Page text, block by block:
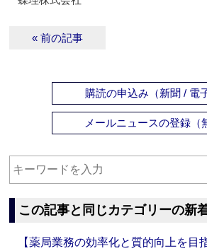
« 前の記事
購読の申込み（新聞 / 電
メールニュースの登録（
この記事と同じカテゴリーの新
【薬局業務の効率化と質的向上を目